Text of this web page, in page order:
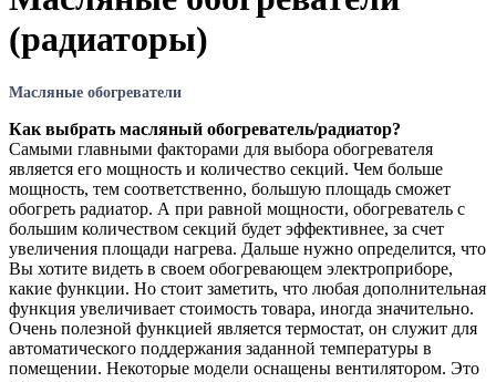
(радиаторы)
Масляные обогреватели
Как выбрать масляный обогреватель/радиатор?
Самыми главными факторами для выбора обогревателя
является его мощность и количество секций. Чем больше
мощность, тем соответственно, большую площадь сможет
обогреть радиатор. А при равной мощности, обогреватель с
большим количеством секций будет эффективнее, за счет
увеличения площади нагрева. Дальше нужно определится, что
Вы хотите видеть в своем обогревающем электроприборе,
какие функции. Но стоит заметить, что любая дополнительная
функция увеличивает стоимость товара, иногда значительно.
Очень полезной функцией является термостат, он служит для
автоматического поддержания заданной температуры в
помещении. Некоторые модели оснащены вентилятором. Это